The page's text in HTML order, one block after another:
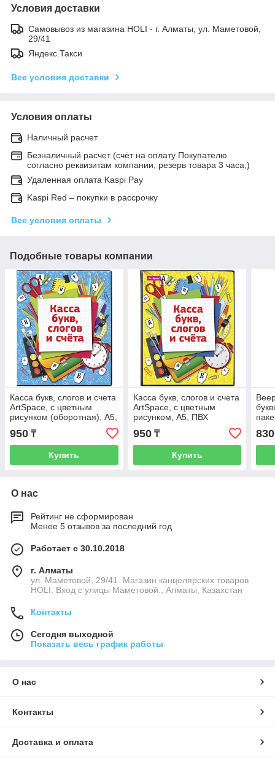
Условия доставки
Самовывоз из магазина HOLI - г. Алматы, ул. Маметовой,
29/41
Яндекс.Такси
Все условия доставки
Условия оплаты
Наличный расчет
Безналичный расчет (счёт на оплату Покупателю
согласно реквизитам компании, резерв товара 3 часа;)
Удаленная оплата Kaspi Pay
Kaspi Red – покупки в рассрочку
Все условия оплаты
Подобные товары компании
Касса букв, слогов и счета
ArtSpace, c цветным
рисунком (оборотная), А5,
950 ₸
Купить
Касса букв, слогов и счета
ArtSpace, c цветным
рисунком, А5, ПВХ
950₸
Купить
830
О нас
Рейтинг не сформирован
Менее 5 отзывов за последний год
Работает с 30.10.2018
г. Алматы
ул. Маметовой, 29/41. Магазин канцелярских товаров
HOLI. Вход с улицы Маметовой., Алматы, Казахстан
Контакты
Сегодня выходной
Показать весь график работы
О нас
Контакты
Доставка и оплата